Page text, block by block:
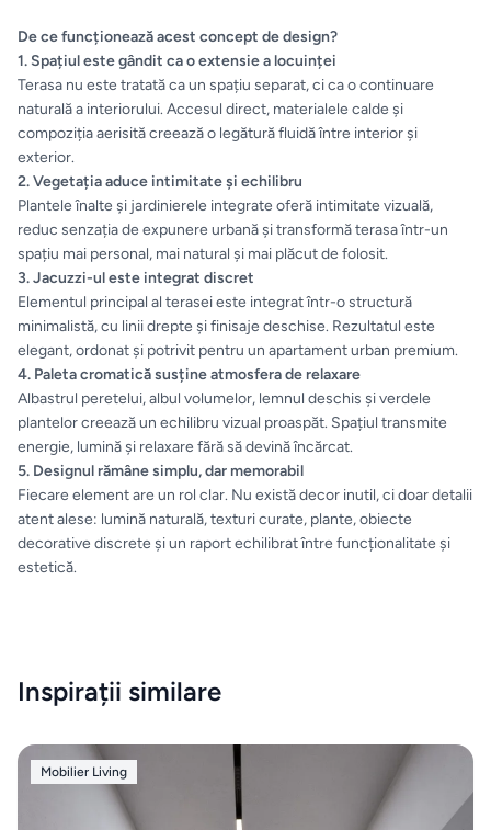
Accesorii
montaj
pardoseli
ELECTROCASNICE
Masini
de
spalat
rufe
Uscatoare
de rufe
Aspiratoare
Cuptoare
vase
Plite
De ce funcționează acest concept de design?
1. Spațiul este gândit ca o extensie a locuinței
Terasa nu este tratată ca un spațiu separat, ci ca o continuare
naturală a interiorului. Accesul direct, materialele calde și
compoziția aerisită creează o legătură fluidă între interior și
exterior.
2. Vegetația aduce intimitate și echilibru
Plantele înalte și jardinierele integrate oferă intimitate vizuală,
reduc senzația de expunere urbană și transformă terasa într-un
spațiu mai personal, mai natural și mai plăcut de folosit.
3. Jacuzzi-ul este integrat discret
Elementul principal al terasei este integrat într-o structură
minimalistă, cu linii drepte și finisaje deschise. Rezultatul este
elegant, ordonat și potrivit pentru un apartament urban premium.
4. Paleta cromatică susține atmosfera de relaxare
Albastrul peretelui, albul volumelor, lemnul deschis și verdele
plantelor creează un echilibru vizual proaspăt. Spațiul transmite
energie, lumină și relaxare fără să devină încărcat.
5. Designul rămâne simplu, dar memorabil
Fiecare element are un rol clar. Nu există decor inutil, ci doar detalii
atent alese: lumină naturală, texturi curate, plante, obiecte
decorative discrete și un raport echilibrat între funcționalitate și
estetică.
Inspirații similare
Mobilier Living